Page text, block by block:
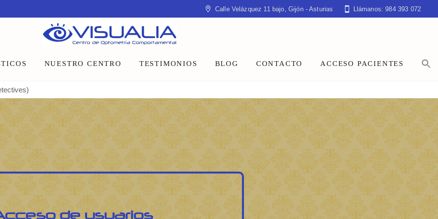
Calle Velázquez 11 bajo, Gijón - Asturias Llámanos: 984 393 072
NUESTRO CENTRO
Equipo
Instalaciones
Talleres y charlas
TESTIMONIOS BLOG CONTACTO ACCESO PACIENTES
de usuarios